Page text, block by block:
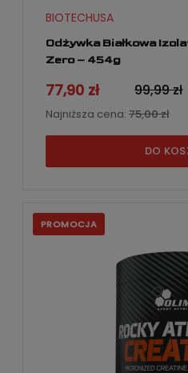
Odżywka Białkowa
Zero – 454g
BIOTECHUSA
77,90 zł 99,99 zł
Najniższa cena: 75,00 zł
DO
PROMOCJA